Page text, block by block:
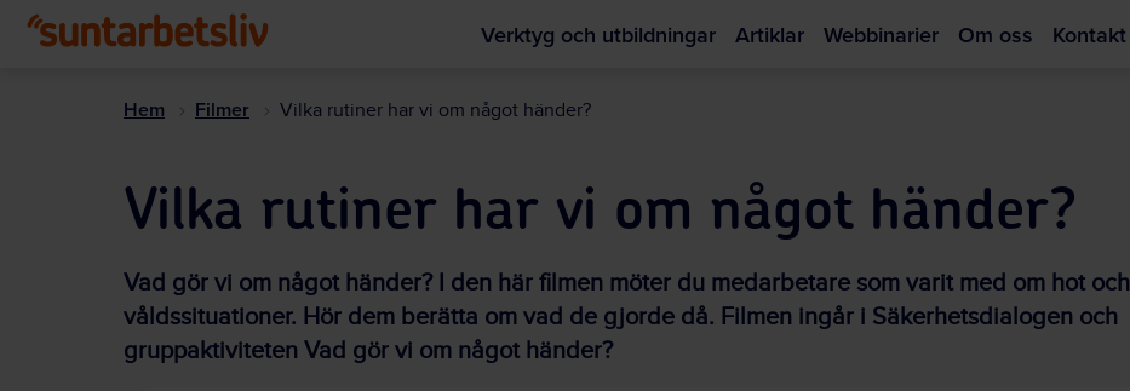
Verktyg och utbildningar Artiklar Webbinarier Om oss Kontakt
Hem Filmer Vilka rutiner har vi om något händer?
Vilka rutiner har vi om något händer?
Vad gör vi om något händer? I den här filmen möter du medarbetare som varit med om hot och
våldssituationer. Hör dem berätta om vad de gjorde då. Filmen ingår i Säkerhetsdialogen och
gruppaktiviteten Vad gör vi om något händer?